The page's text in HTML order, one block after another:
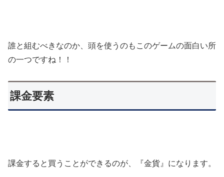
誰と組むべきなのか、頭を使うのもこのゲームの面白い所
の一つですね！！
課金要素
課金すると買うことができるのが、『金貨』になります。